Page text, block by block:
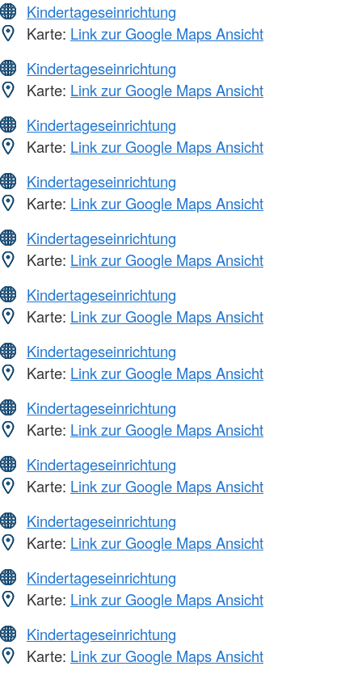
Kindertageseinrichtung
Karte: Link zur Google Maps Ansicht
Kindertageseinrichtung
Karte: Link zur Google Maps Ansicht
Kindertageseinrichtung
Karte: Link zur Google Maps Ansicht
Kindertageseinrichtung
Karte: Link zur Google Maps Ansicht
Kindertageseinrichtung
Karte: Link zur Google Maps Ansicht
Kindertageseinrichtung
Karte: Link zur Google Maps Ansicht
Kindertageseinrichtung
Karte: Link zur Google Maps Ansicht
Kindertageseinrichtung
Karte: Link zur Google Maps Ansicht
Kindertageseinrichtung
Karte: Link zur Google Maps Ansicht
Kindertageseinrichtung
Karte: Link zur Google Maps Ansicht
Kindertageseinrichtung
Karte: Link zur Google Maps Ansicht
Kindertageseinrichtung
Karte: Link zur Google Maps Ansicht